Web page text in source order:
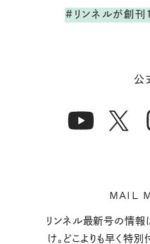
#リンネルが創刊
公
MAIL
リンネル最新号の情報
け。どこよりも早く特